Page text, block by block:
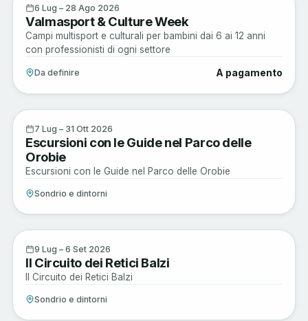
Musica e Spettacoli
6 Lug – 28 Ago 2026
Valmasport & Culture Week
Campi multisport e culturali per bambini dai 6 ai 12 anni
con professionisti di ogni settore
Da definire A pagamento
Active
7 Lug – 31 Ott 2026
Escursioni con le Guide nel Parco delle
Orobie
Escursioni con le Guide nel Parco delle Orobie
Sondrio e dintorni
Active
9 Lug – 6 Set 2026
Il Circuito dei Retici Balzi
Il Circuito dei Retici Balzi
Sondrio e dintorni